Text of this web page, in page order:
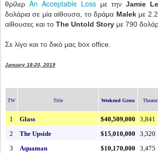
θρίλερ An Acceptable Loss με την Jamie
δολάρια σε μία αίθουσα, το δράμα Malek με
αίθουσες και το The Untold Story με 790
Σε λίγο και το δικό μας box office.
January 18-20, 2019
TW Title Weekend Gross Theater
1 Glass $40,509,000 3,841
2
The Upside $15,010,000 3,320
3
Aquaman $10,170,000 3,475